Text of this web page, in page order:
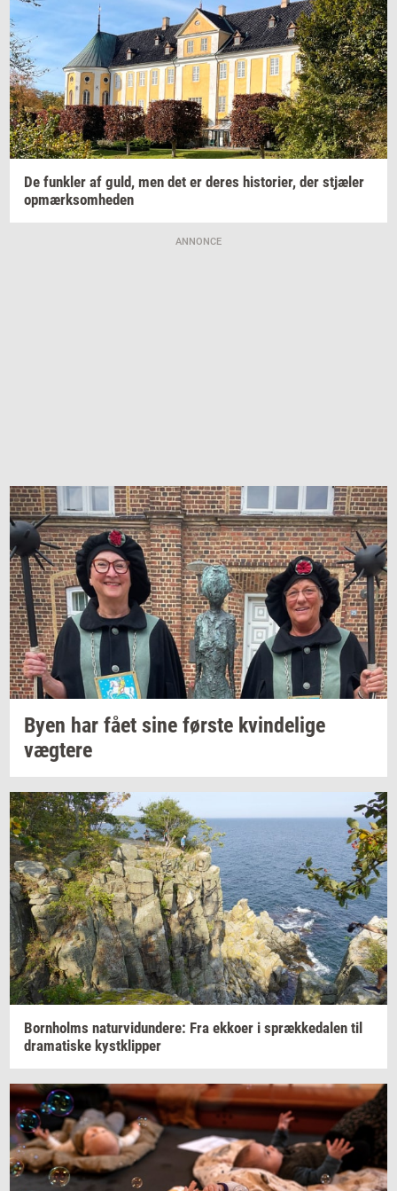
De funk­ler af guld, men det er deres hi­sto­ri­er, der stjæ­ler
op­mærk­som­he­den
ANNONCE
Byen har fået sine før­ste kvin­de­li­ge
væg­te­re
Born­holms na­tur­vi­dun­de­re: Fra ek­ko­er i spræk­ke­da­len til
dra­ma­ti­ske kyst­klip­per